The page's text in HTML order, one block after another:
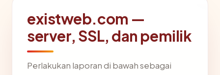
existweb.com —
server, SSL, dan pemilik
Perlakukan laporan di bawah sebagai